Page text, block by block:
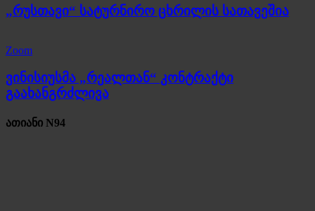
„რუსთავი“ სატურნირო ცხრილის სათავეშია
Zoom
ვინისიუსმა „რეალთან“ კონტრაქტი
გაახანგრძლივა
ათიანი N94